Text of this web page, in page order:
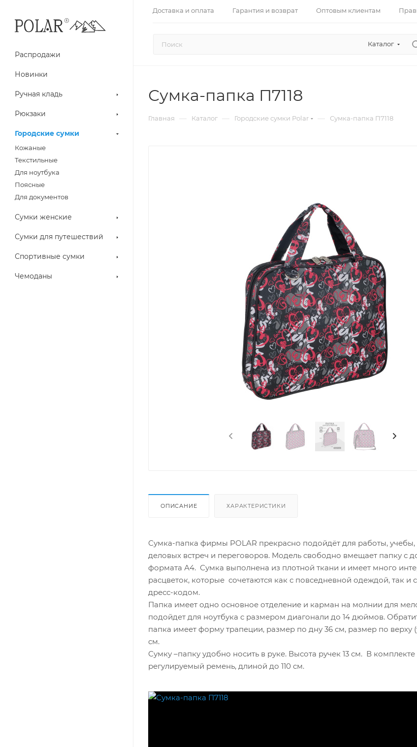
Доставка и оплата Гарантия и возврат Оптовым клиентам
Каталог
Распродажи
Новинки
Ручная кладь
Рюкзаки
Городские сумки
Кожаные
Текстильные
Для ноутбука
Поясные
Для документов
Сумки женские
Сумки для путешествий
Спортивные сумки
Чемоданы
Сумка-папка П7118
Главная — Каталог — Городские сумки Polar — Сумка-папка П7118
ОПИСАНИЕ ХАРАКТЕРИСТИКИ
Сумка-папка фирмы POLAR прекрасно подойдёт для работы, учебы,
деловых встреч и переговоров. Модель свободно вмещает папку с
формата А4. Сумка выполнена из плотной ткани и имеет много
расцветок, которые сочетаются как с повседневной одеждой, так и
дресс-кодом.
Папка имеет одно основное отделение и карман на молнии для
подойдет для ноутбука с размером диагонали до 14 дюймов.
папка имеет форму трапеции, размер по дну 36 см, размер по верху
см.
Сумку –папку удобно носить в руке. Высота ручек 13 см. В
регулируемый ремень, длиной до 110 см.